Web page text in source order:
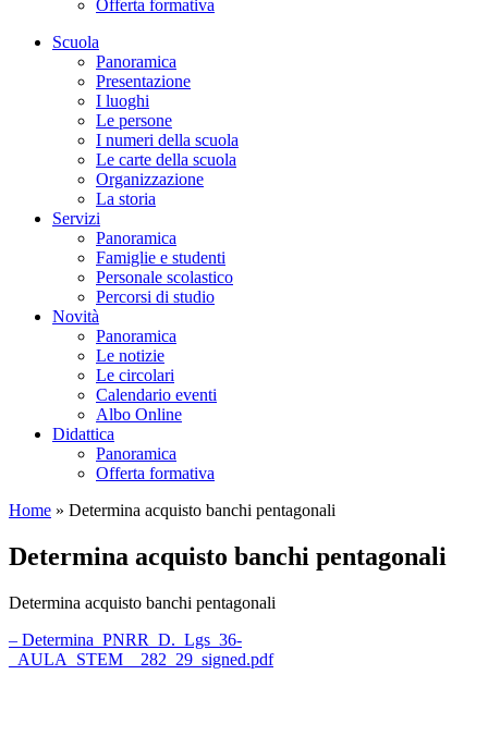
Offerta formativa
Scuola
Panoramica
Presentazione
I luoghi
Le persone
I numeri della scuola
Le carte della scuola
Organizzazione
La storia
Servizi
Panoramica
Famiglie e studenti
Personale scolastico
Percorsi di studio
Novità
Panoramica
Le notizie
Le circolari
Calendario eventi
Albo Online
Didattica
Panoramica
Offerta formativa
Home » Determina acquisto banchi pentagonali
Determina acquisto banchi pentagonali
Determina acquisto banchi pentagonali
– Determina_PNRR_D._Lgs_36-
_AULA_STEM__282_29_signed.pdf